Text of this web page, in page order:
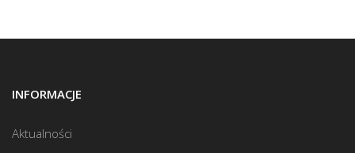
INFORMACJE
Aktualności